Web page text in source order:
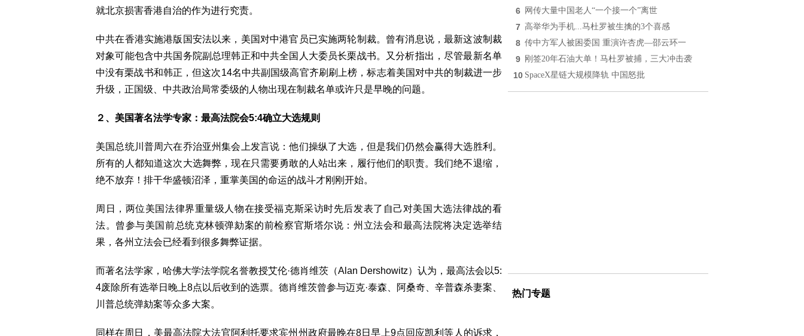
就北京损害香港自治的作为进行究责。
中共在香港实施港版国安法以来，美国对中港官员已实施两轮制裁。曾有消息说，最新这波制裁
对象可能包含中共国务院副总理韩正和中共全国人大委员长栗战书。又分析指出，尽管最新名单
中没有栗战书和韩正，但这次14名中共副国级高官齐刷刷上榜，标志着美国对中共的制裁进一步
升级，正国级、中共政治局常委级的人物出现在制裁名单或许只是早晚的问题。
２、美国著名法学专家：最高法院会5:4确立大选规则
美国总统川普周六在乔治亚州集会上发言说：他们操纵了大选，但是我们仍然会赢得大选胜利。
所有的人都知道这次大选舞弊，现在只需要勇敢的人站出来，履行他们的职责。我们绝不退缩，
绝不放弃！排干华盛顿沼泽，重掌美国的命运的战斗才刚刚开始。
周日，两位美国法律界重量级人物在接受福克斯采访时先后发表了自己对美国大选法律战的看
法。曾参与美国前总统克林顿弹劾案的前检察官斯塔尔说：州立法会和最高法院将决定选举结
果，各州立法会已经看到很多舞弊证据。
而著名法学家，哈佛大学法学院名誉教授艾伦·德肖维茨（Alan Dershowitz）认为，最高法会以5:
4废除所有选举日晚上8点以后收到的选票。德肖维茨曾参与迈克·泰森、阿桑奇、辛普森杀妻案、
川普总统弹劾案等众多大案。
同样在周日，美最高法院大法官阿利托要求宾州州政府最晚在8日早上9点回应凯利等人的诉求，
6 网传大量中国老人“一个接一个”离世
7 高举华为手机...马杜罗被生擒的3个喜感
8 传中方军人被困委国 重演许杏虎—邵云环一
9 刚签20年石油大单！马杜罗被捕，三大冲击袭
10 SpaceX星链大规模降轨 中国怒批
热门专题